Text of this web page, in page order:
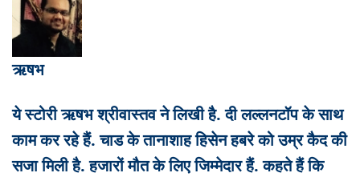
ऋषभ
ये स्टोरी ऋषभ श्रीवास्तव ने लिखी है. दी लल्लनटॉप के साथ
काम कर रहे हैं. चाड के तानाशाह हिसेन हबरे को उम्र कैद की
सजा मिली है. हजारों मौत के लिए जिम्मेदार हैं. कहते हैं कि